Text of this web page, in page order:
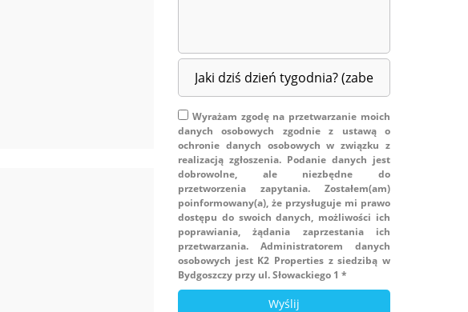
Wyrażam zgodę na przetwarzanie moich
danych osobowych zgodnie z ustawą o
ochronie danych osobowych w związku z
realizacją zgłoszenia. Podanie danych jest
dobrowolne, ale niezbędne do
przetworzenia zapytania. Zostałem(am)
poinformowany(a), że przysługuje mi prawo
dostępu do swoich danych, możliwości ich
poprawiania, żądania zaprzestania ich
przetwarzania. Administratorem danych
osobowych jest K2 Properties z siedzibą w
Bydgoszczy przy ul. Słowackiego 1 *